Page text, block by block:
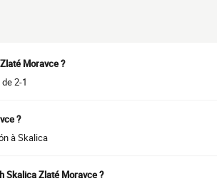
Moravce ?
2-1
?
à Skalica
Skalica Zlaté Moravce ?